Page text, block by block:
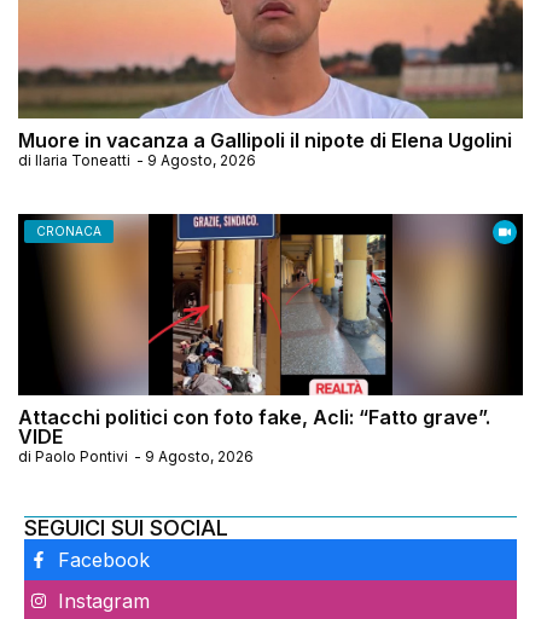
Muore in vacanza a Gallipoli il nipote di Elena Ugolini
di Ilaria Toneatti - 9 Agosto, 2026
CRONACA
Attacchi politici con foto fake, Acli: “Fatto grave”.
VIDE
di Paolo Pontivi - 9 Agosto, 2026
SEGUICI SUI SOCIAL
Facebook
Instagram